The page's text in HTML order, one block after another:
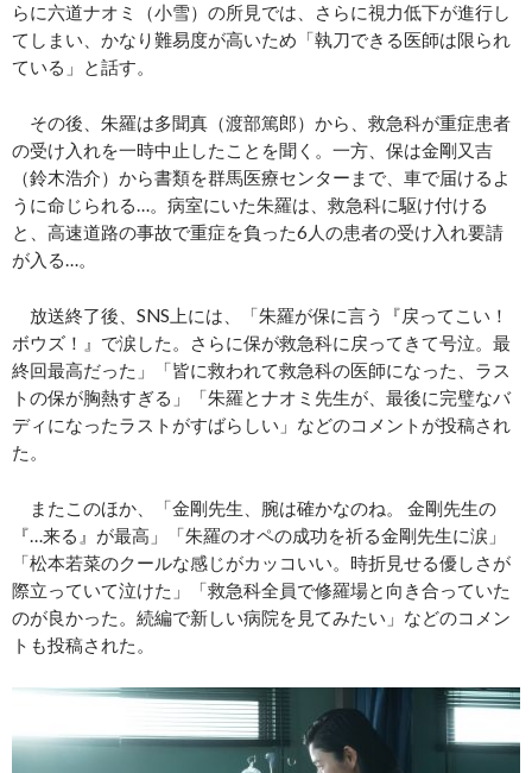
らに六道ナオミ（小雪）の所見では、さらに視力低下が進行し
てしまい、かなり難易度が高いため「執刀できる医師は限られ
ている」と話す。
その後、朱羅は多聞真（渡部篤郎）から、救急科が重症患者
の受け入れを一時中止したことを聞く。一方、保は金剛又吉
（鈴木浩介）から書類を群馬医療センターまで、車で届けるよ
うに命じられる…。病室にいた朱羅は、救急科に駆け付ける
と、高速道路の事故で重症を負った6人の患者の受け入れ要請
が入る…。
放送終了後、SNS上には、「朱羅が保に言う『戻ってこい！
ボウズ！』で涙した。さらに保が救急科に戻ってきて号泣。最
終回最高だった」「皆に救われて救急科の医師になった、ラス
トの保が胸熱すぎる」「朱羅とナオミ先生が、最後に完璧なバ
ディになったラストがすばらしい」などのコメントが投稿され
た。
またこのほか、「金剛先生、腕は確かなのね。 金剛先生の
『…来る』が最高」「朱羅のオペの成功を祈る金剛先生に涙」
「松本若菜のクールな感じがカッコいい。時折見せる優しさが
際立っていて泣けた」「救急科全員で修羅場と向き合っていた
のが良かった。続編で新しい病院を見てみたい」などのコメン
トも投稿された。